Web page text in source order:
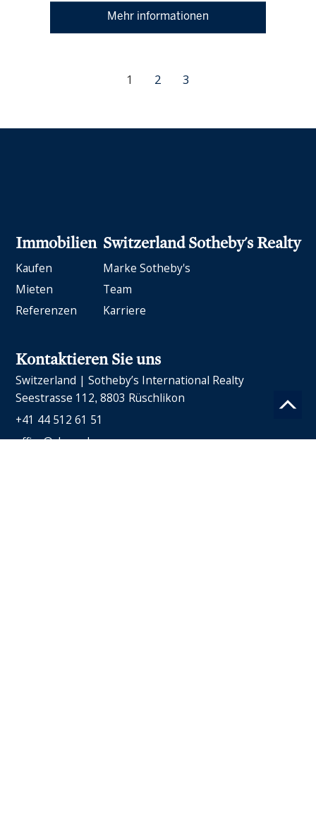
Mehr informationen
1 2 3
Immobilien
Kaufen
Mieten
Referenzen
Switzerland Sotheby's Realty
Marke Sotheby's
Team
Karriere
Kontaktieren Sie uns
Switzerland | Sotheby’s International Realty
Seestrasse 112 8803 Rüschlikon
+41 44 512 61 51
office@ch-sr.ch